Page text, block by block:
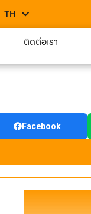
TH
EN
ติดต่อเรา
Facebook